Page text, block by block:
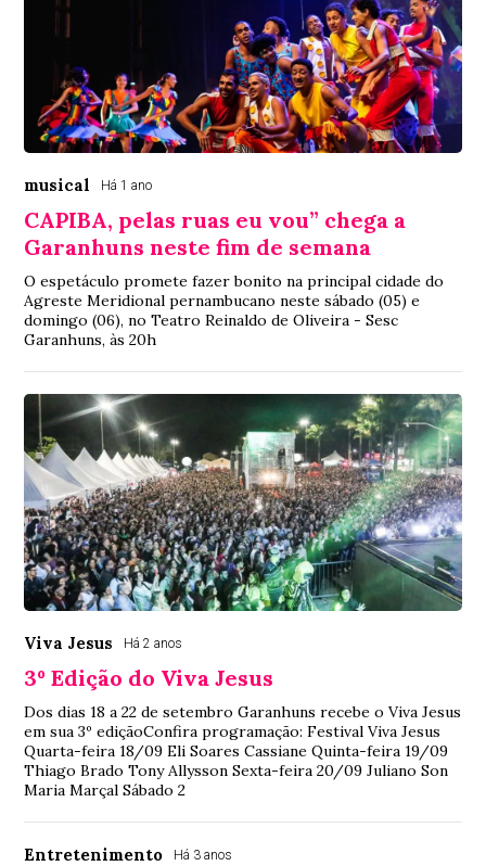
musical Há 1 ano
CAPIBA, pelas ruas eu vou” chega a
Garanhuns neste fim de semana
O espetáculo promete fazer bonito na principal cidade do
Agreste Meridional pernambucano neste sábado (05) e
domingo (06), no Teatro Reinaldo de Oliveira - Sesc
Garanhuns, às 20h
Viva Jesus Há 2 anos
3º Edição do Viva Jesus
Dos dias 18 a 22 de setembro Garanhuns recebe o Viva Jesus
em sua 3º ediçãoConfira programação: Festival Viva Jesus
Quarta-feira 18/09 Eli Soares Cassiane Quinta-feira 19/09
Thiago Brado Tony Allysson Sexta-feira 20/09 Juliano Son
Maria Marçal Sábado 2
Entretenimento Há 3 anos